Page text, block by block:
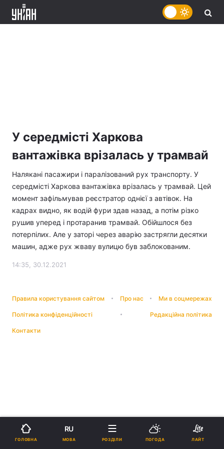
У середмісті Харкова
вантажівка врізалась у трамвай
Налякані пасажири і паралізований рух транспорту. У
середмісті Харкова вантажівка врізалась у трамвай. Цей
момент зафільмував реєстратор однієї з автівок. На
кадрах видно, як водій фури здав назад, а потім різко
рушив уперед і протаранив трамвай. Обійшлося без
потерпілих. Але у заторі через аварію застрягли десятки
машин, адже рух жваву вулицю був заблокованим.
14:35, 30.12.2021
Правила користування сайтом Про нас Ми в соцмережах
Політика конфіденційності Редакційна політика
Контакти
ГОЛОВНА
RU
МОВА РОЗДІЛИ ПОГОДА ЛАЙТ